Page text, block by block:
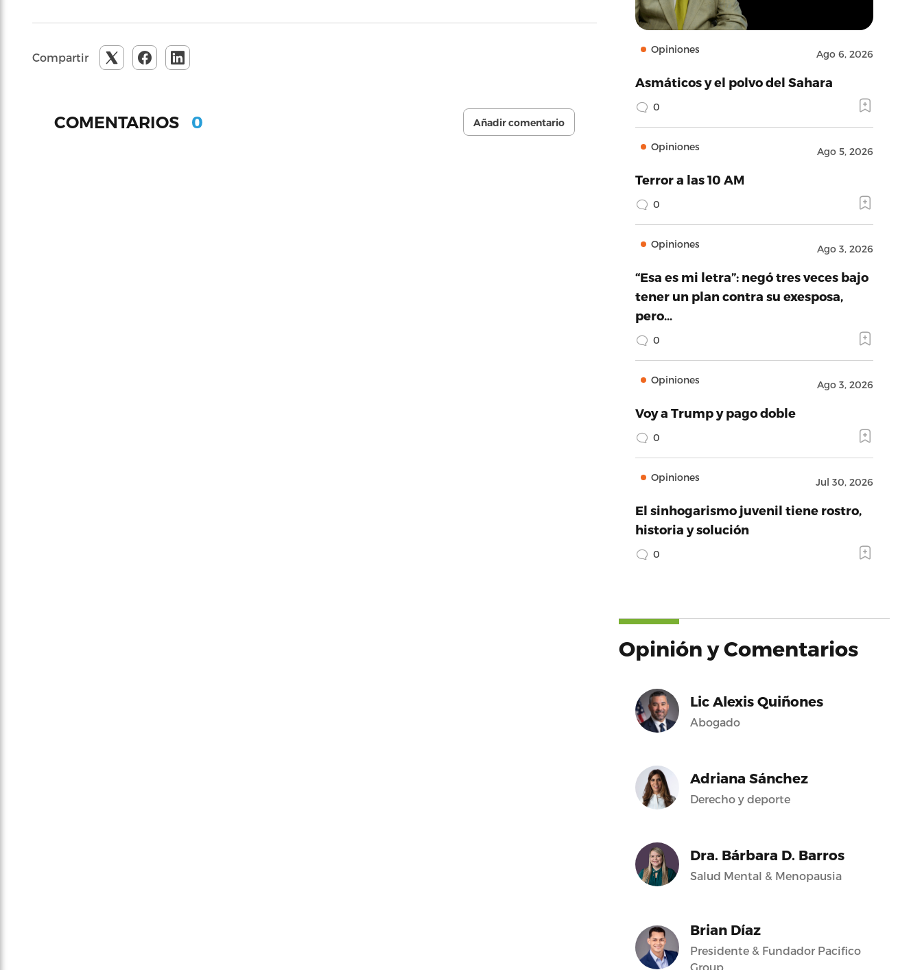
Compartir
COMENTARIOS 0 Añadir comentario
Opiniones Ago 6, 2026
Asmáticos y el polvo del Sahara
0
Opiniones Ago 5, 2026
Terror a las 10 AM
0
Opiniones Ago 3, 2026
“Esa es mi letra”: negó tres veces bajo
tener un plan contra su exesposa,
pero…
0
Opiniones Ago 3, 2026
Voy a Trump y pago doble
0
Opiniones Jul 30, 2026
El sinhogarismo juvenil tiene rostro,
historia y solución
0
Opinión y Comentarios
Lic Alexis Quiñones
Abogado
Adriana Sánchez
Derecho y deporte
Dra. Bárbara D. Barros
Salud Mental & Menopausia
Brian Díaz
Presidente & Fundador Pacifico
Group